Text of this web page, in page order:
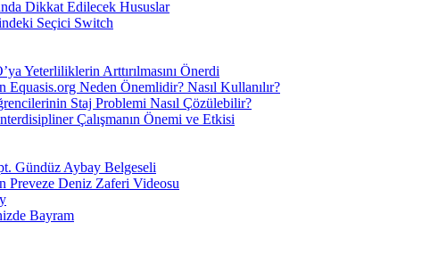
Dikkat Edilecek Hususlar
Seçici Switch
Yeterliliklerin Arttırılmasını Önerdi
Equasis.org Neden Önemlidir? Nasıl Kullanılır?
Staj Problemi Nasıl Çözülebilir?
Çalışmanın Önemi ve Etkisi
Gündüz Aybay Belgeseli
Preveze Deniz Zaferi Videosu
Bayram